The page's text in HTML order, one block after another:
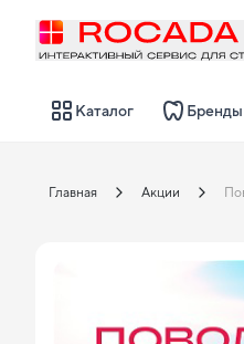
Каталог Бренды
Главная Акции